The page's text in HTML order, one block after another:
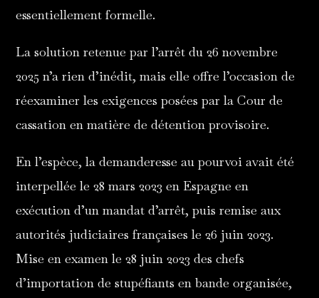
essentiellement formelle.
La solution retenue par l’arrêt du 26 novembre
2025 n’a rien d’inédit, mais elle offre l’occasion de
réexaminer les exigences posées par la Cour de
cassation en matière de détention provisoire.
En l’espèce, la demanderesse au pourvoi avait été
interpellée le 28 mars 2023 en Espagne en
exécution d’un mandat d’arrêt, puis remise aux
autorités judiciaires françaises le 26 juin 2023.
Mise en examen le 28 juin 2023 des chefs
d’importation de stupéfiants en bande organisée,